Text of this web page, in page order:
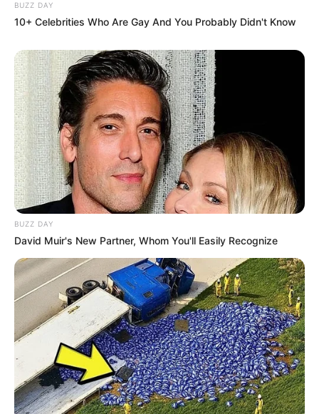
BUZZ DAY
10+ Celebrities Who Are Gay And You Probably Didn't Know
BUZZ DAY
David Muir's New Partner, Whom You'll Easily Recognize